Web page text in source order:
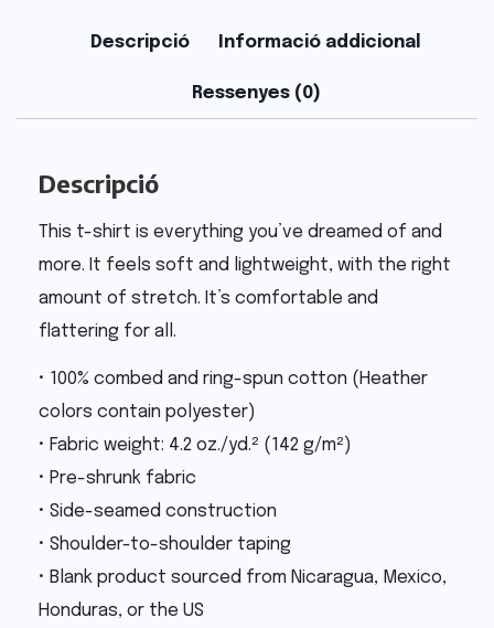
Descripció Informació addicional
Ressenyes (0)
Descripció
This t-shirt is everything you’ve dreamed of and
more. It feels soft and lightweight, with the right
amount of stretch. It’s comfortable and
flattering for all.
• 100% combed and ring-spun cotton (Heather
colors contain polyester)
• Fabric weight: 4.2 oz./yd.² (142 g/m²)
• Pre-shrunk fabric
• Side-seamed construction
• Shoulder-to-shoulder taping
• Blank product sourced from Nicaragua, Mexico,
Honduras, or the US